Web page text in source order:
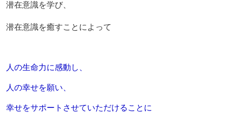
潜在意識を学び、
潜在意識を癒すことによって
人の生命力に感動し、
人の幸せを願い、
幸せをサポートさせていただけることに